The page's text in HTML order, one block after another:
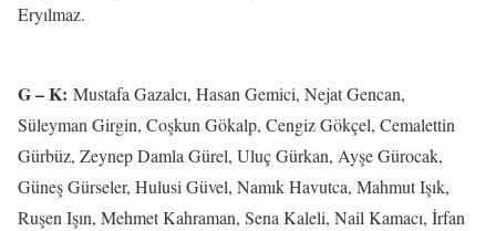
Eryılmaz.
G – K: Mustafa Gazalcı, Hasan Gemici, Nejat Gencan,
Süleyman Girgin, Coşkun Gökalp, Cengiz Gökçel, Cemalettin
Gürbüz, Zeynep Damla Gürel, Uluç Gürkan, Ayşe Gürocak,
Güneş Gürseler, Hulusi Güvel, Namık Havutca, Mahmut Işık,
Ruşen Işın, Mehmet Kahraman, Sena Kaleli, Nail Kamacı, İrfan